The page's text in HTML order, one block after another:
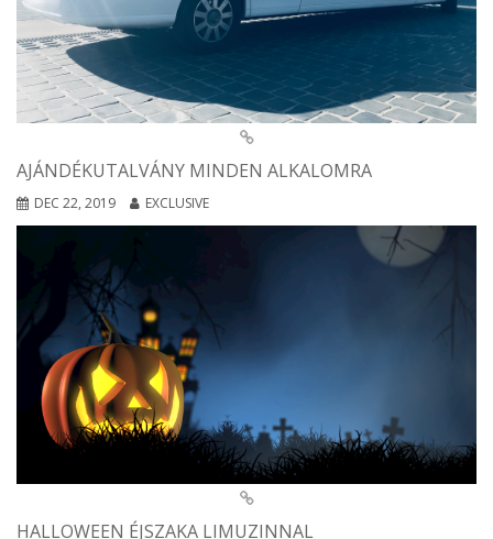
AJÁNDÉKUTALVÁNY MINDEN ALKALOMRA
DEC 22, 2019 EXCLUSIVE
HALLOWEEN ÉJSZAKA LIMUZINNAL